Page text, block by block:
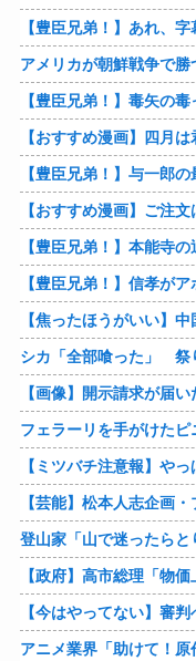
【豊臣兄弟！】あれ、
アメリカが朝鮮戦争で
【豊臣兄弟！】毒矢の
【おすすめ漫画】四月
【豊臣兄弟！】与一郎
【おすすめ漫画】ご注
【豊臣兄弟！】信孝が
シカ「全部喰った」 祭
【画像】開示請求が届